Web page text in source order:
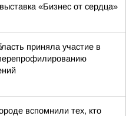
«Бизнес от сердца»
приняла участие в
вспомнили тех, кто